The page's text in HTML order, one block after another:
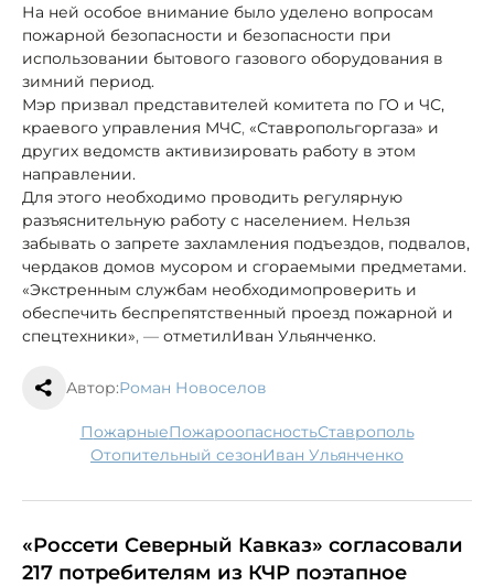
На ней особое внимание было уделено вопросам
пожарной безопасности и безопасности при
использовании бытового газового оборудования в
зимний период.
Мэр призвал представителей комитета по ГО и ЧС,
краевого управления МЧС, «Ставропольгоргаза» и
других ведомств активизировать работу в этом
направлении.
Для этого необходимо проводить регулярную
разъяснительную работу с населением. Нельзя
забывать о запрете захламления подъездов, подвалов,
чердаков домов мусором и сгораемыми предметами.
«Экстренным службам необходимопроверить и
обеспечить беспрепятственный проезд пожарной и
спецтехники», — отметилИван Ульянченко.
Автор:Роман Новоселов
пожарные пожароопасность Ставрополь
отопительный сезон
Иван Ульянченко
«Россети Северный Кавказ» согласовали
217 потребителям из КЧР поэтапное